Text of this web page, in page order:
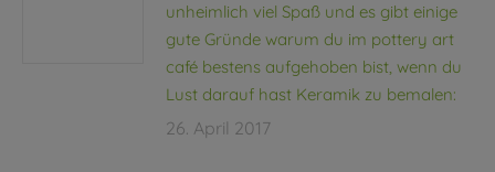
unheimlich viel Spaß und es gibt einige
gute Gründe warum du im pottery art
café bestens aufgehoben bist, wenn du
Lust darauf hast Keramik zu bemalen:
26. April 2017